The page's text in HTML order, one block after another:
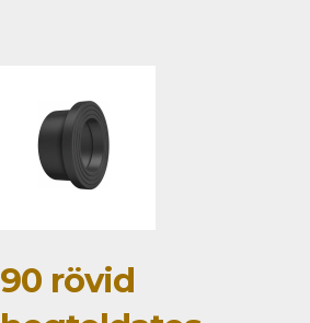
90 rövid